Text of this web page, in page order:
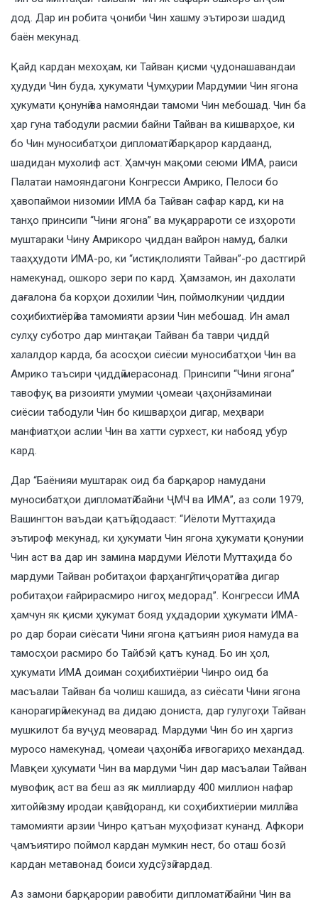
дод. Дар ин робита ҷониби Чин хашму эътирози шадид
баён мекунад.
Қайд кардан мехоҳам, ки Тайван қисми ҷудонашавандаи
ҳудуди Чин буда, ҳукумати Ҷумҳурии Мардумии Чин ягона
ҳукумати қонунӣ ва намояндаи тамоми Чин мебошад. Чин ба
ҳар гуна табодули расмии байни Тайван ва кишварҳое, ки
бо Чин муносибатҳои дипломатӣ барқарор кардаанд,
шадидан мухолиф аст. Ҳамчун мақоми сеюми ИМА, раиси
Палатаи намояндагони Конгресси Амрико, Пелоси бо
ҳавопаймои низомии ИМА ба Тайван сафар кард, ки на
танҳо принсипи “Чини ягона” ва муқаррароти се изҳороти
муштараки Чину Амрикоро ҷиддан вайрон намуд, балки
тааҳҳудоти ИМА-ро, ки “истиқлолияти Тайван”-ро дастгирӣ
намекунад, ошкоро зери по кард. Ҳамзамон, ин дахолати
дағалона ба корҳои дохилии Чин, поймолкунии ҷиддии
соҳибихтиёрӣ ва тамомияти арзии Чин мебошад. Ин амал
сулҳу суботро дар минтақаи Тайван ба таври ҷиддӣ
халалдор карда, ба асосҳои сиёсии муносибатҳои Чин ва
Амрико таъсири ҷиддӣ мерасонад. Принсипи “Чини ягона”
тавофуқ ва ризоияти умумии ҷомеаи ҷаҳонӣ, заминаи
сиёсии табодули Чин бо кишварҳои дигар, меҳвари
манфиатҳои аслии Чин ва хатти сурхест, ки набояд убур
кард.
Дар “Баёнияи муштарак оид ба барқарор намудани
муносибатҳои дипломатӣ байни ҶМЧ ва ИМА”, аз соли 1979,
Вашингтон ваъдаи қатъӣ додааст: “Иёлоти Муттаҳида
эътироф мекунад, ки ҳукумати Чин ягона ҳукумати қонунии
Чин аст ва дар ин замина мардуми Иёлоти Муттаҳида бо
мардуми Тайван робитаҳои фарҳангӣ, тиҷоратӣ ва дигар
робитаҳои ғайрирасмиро нигоҳ медорад”. Конгресси ИМА
ҳамчун як қисми ҳукумат бояд уҳдадории ҳукумати ИМА-
ро дар бораи сиёсати Чини ягона қатъиян риоя намуда ва
тамосҳои расмиро бо Тайбэй қатъ кунад. Бо ин ҳол,
ҳукумати ИМА доиман соҳибихтиёрии Чинро оид ба
масъалаи Тайван ба чолиш кашида, аз сиёсати Чини ягона
канорагирӣ мекунад ва дидаю дониста, дар гулугоҳи Тайван
мушкилот ба вуҷуд меоварад. Мардуми Чин бо ин ҳаргиз
муросо намекунад, ҷомеаи ҷаҳонӣ ба иғвогариҳо механдад.
Мавқеи ҳукумати Чин ва мардуми Чин дар масъалаи Тайван
мувофиқ аст ва беш аз як миллиарду 400 миллион нафар
хитойӣ азму иродаи қавӣ доранд, ки соҳибихтиёрии миллӣ ва
тамомияти арзии Чинро қатъан муҳофизат кунанд. Афкори
ҷамъиятиро поймол кардан мумкин нест, бо оташ бозӣ
кардан метавонад боиси худсӯзӣ гардад.
Аз замони барқарории равобити дипломатӣ байни Чин ва